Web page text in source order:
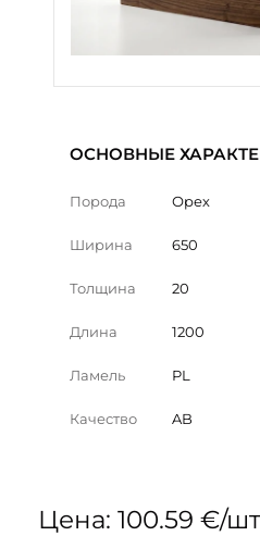
ОСНОВНЫЕ
Порода Орех
Ширина 650
Толщина 20
Длина 1200
Ламель PL
Качество AB
Цена: 100.59 €/шт